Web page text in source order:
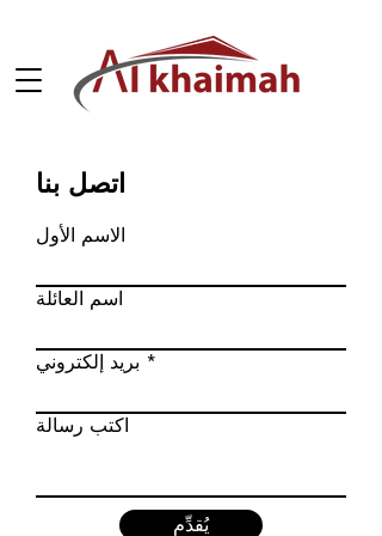
اتصل بنا
الاسم الأول
اسم العائلة
بريد إلكتروني
اكتب رسالة
يُقدِّم